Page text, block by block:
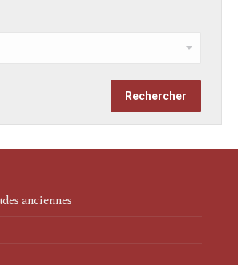
anciennes